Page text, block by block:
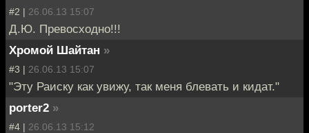
#2 | 26.06.13 15:07
Д.Ю. Превосходно!!!
Хромой Шайтан »
#3 | 26.06.13 15:07
"Эту Раиску как увижу, так меня блевать и кидат."
porter2 »
#4 | 26.06.13 15:12